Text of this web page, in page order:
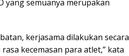
yang semuanya merupakan
kerjasama dilakukan secara
kecemasan para atlet,” kata